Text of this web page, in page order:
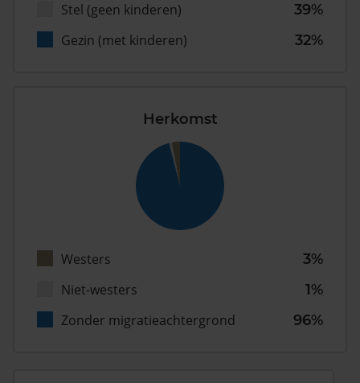
Stel (geen kinderen)
39%
Gezin (met kinderen)
32%
Herkomst
Westers
3%
Niet-westers
1%
Zonder migratieachtergrond
96%